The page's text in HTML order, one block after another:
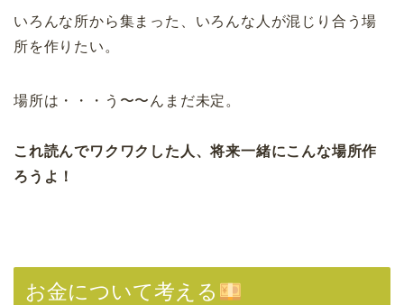
いろんな所から集まった、いろんな人が混じり合う場
所を作りたい。
場所は・・・う〜〜んまだ未定。
これ読んでワクワクした人、将来一緒にこんな場所作
ろうよ！
お金について考える